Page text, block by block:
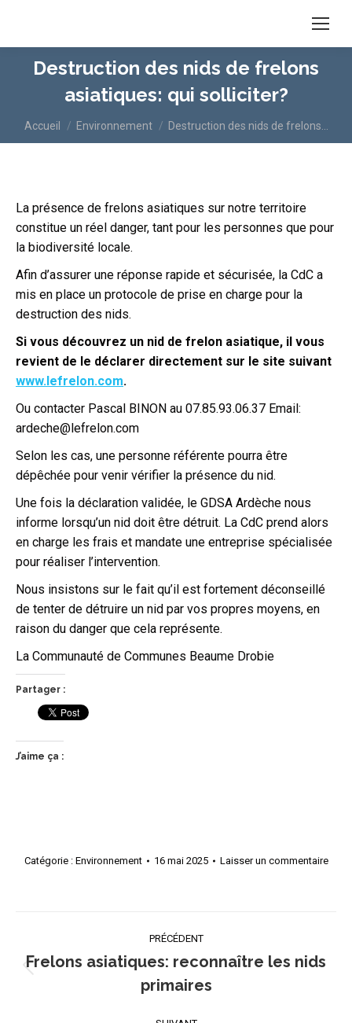
Destruction des nids de frelons
asiatiques: qui solliciter?
Vous êtes ici :
Accueil Environnement Destruction des nids de frelons…
La présence de frelons asiatiques sur notre territoire
constitue un réel danger, tant pour les personnes que pour
la biodiversité locale.
Afin d’assurer une réponse rapide et sécurisée, la CdC a
mis en place un protocole de prise en charge pour la
destruction des nids.
Si vous découvrez un nid de frelon asiatique, il vous
revient de le déclarer directement sur le site suivant
www.lefrelon.com.
Ou contacter Pascal BINON au 07.85.93.06.37 Email:
ardeche@lefrelon.com
Selon les cas, une personne référente pourra être
dépêchée pour venir vérifier la présence du nid.
Une fois la déclaration validée, le GDSA Ardèche nous
informe lorsqu’un nid doit être détruit. La CdC prend alors
en charge les frais et mandate une entreprise spécialisée
pour réaliser l’intervention.
Nous insistons sur le fait qu’il est fortement déconseillé
de tenter de détruire un nid par vos propres moyens, en
raison du danger que cela représente.
La Communauté de Communes Beaume Drobie
Partager :
J’aime ça :
Catégorie : Environnement 16 mai 2025 Laisser un commentaire
Navigation
article
PRÉCÉDENT
précédent
Frelons asiatiques: reconnaître les nids
primaires